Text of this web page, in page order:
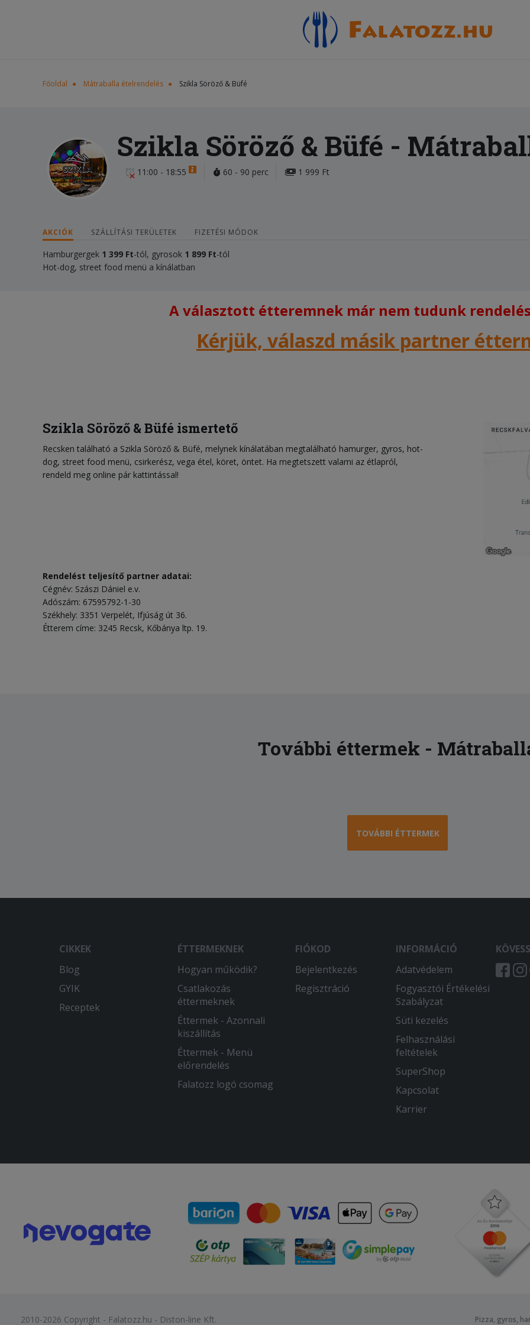
Főoldal Mátraballa ételrendelés Szikla Söröző & Büfé
Szikla Söröző & Büfé -
11:00 - 18:55 60 - 90 perc 1 999 Ft
AKCIÓK SZÁLLÍTÁSI TERÜLETEK FIZETÉSI MÓDOK
Hamburgergek 1 399 Ft-tól, gyrosok 1 899 Ft-tól
Hot-dog, street food menü a kínálatban
A választott étteremnek már nem tudunk
Kérjük, válaszd másik partner
Szikla Söröző & Büfé ismertető
Recsken található a Szikla Söröző & Büfé, melynek kínálatában megtalálható hamurger, gyros, hot-
dog, street food menü, csirkerész, vega étel, köret, öntet. Ha megtetszett valami az étlapról,
rendeld meg online pár kattintással!
Rendelést teljesítő partner adatai:
Cégnév: Szászi Dániel e.v.
Adószám: 67595792-1-30
Székhely: 3351 Verpelét, Ifjúság út 36.
Étterem címe: 3245 Recsk, Kőbánya ltp. 19.
További éttermek -
TOVÁBBI ÉTTERMEK
CIKKEK
Blog
GYIK
Receptek
ÉTTERMEKNEK
Hogyan működik?
Csatlakozás
éttermeknek
Éttermek - Azonnali
kiszállítás
Éttermek - Menü
előrendelés
Falatozz logó csomag
FIÓKOD
Bejelentkezés
Regisztráció
INFORMÁCIÓ
Adatvédelem
Fogyasztói Értékelési
Szabályzat
Süti kezelés
Felhasználási
feltételek
SuperShop
Kapcsolat
Karrier
2010-2026 Copyright - Falatozz.hu - Diston-line Kft. Pizza, gyros,